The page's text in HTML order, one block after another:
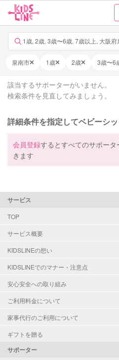
1歳, 2歳, 3歳〜6歳, 7歳以上, 大阪
泉南市 1歳 2歳 3歳〜6
該当するサポーターがいません。
検索条件を見直してみましょう。
詳細条件を指定してベビーシ
会員登録するとすべてのサポー
きます
サービス
TOP
サービス概要
KIDSLINEの想い
KIDSLINEでのマナー・注意点
安心安全への取り組み
ご利用料金について
家事代行のご利用について
ギフトを贈る
サポーター